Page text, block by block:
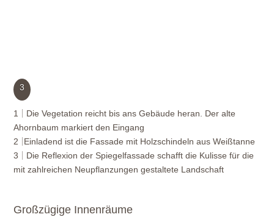
3
1
Die Vegetation reicht bis ans Gebäude heran. Der alte
Ahornbaum markiert den Eingang
2
Einladend ist die Fassade mit Holzschindeln aus Weißtanne
3
Die Reflexion der Spiegelfassade schafft die Kulisse für die
mit zahlreichen Neupflanzungen gestaltete Landschaft
Großzügige Innenräume